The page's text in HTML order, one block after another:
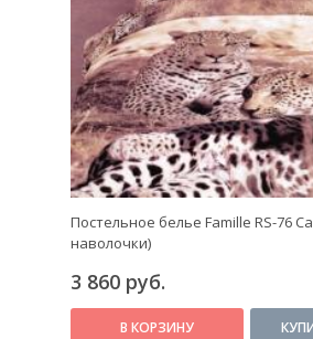
Постельное белье Famille RS-76
наволочки)
3 860 руб.
В КОРЗИНУ